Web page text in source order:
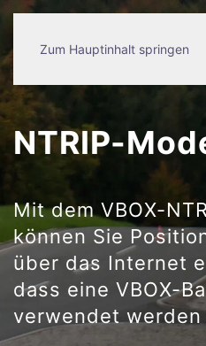
Zum Hauptinhalt springen
NTRIP-
Mit dem VBOX-
können Sie
über das Internet
dass eine VBOX-
verwendet werden